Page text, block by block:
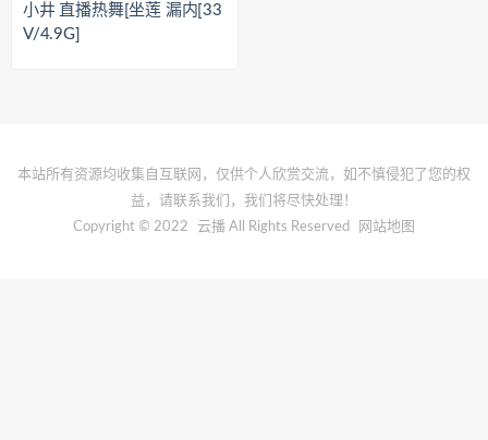
小井 直播热舞[坐莲 漏内[33
V/4.9G]
本站所有资源均收集自互联网，仅供个人欣赏交流，如不慎侵犯了您的权
益，请联系我们，我们将尽快处理！
Copyright © 2022
云播 All Rights Reserved 网站地图